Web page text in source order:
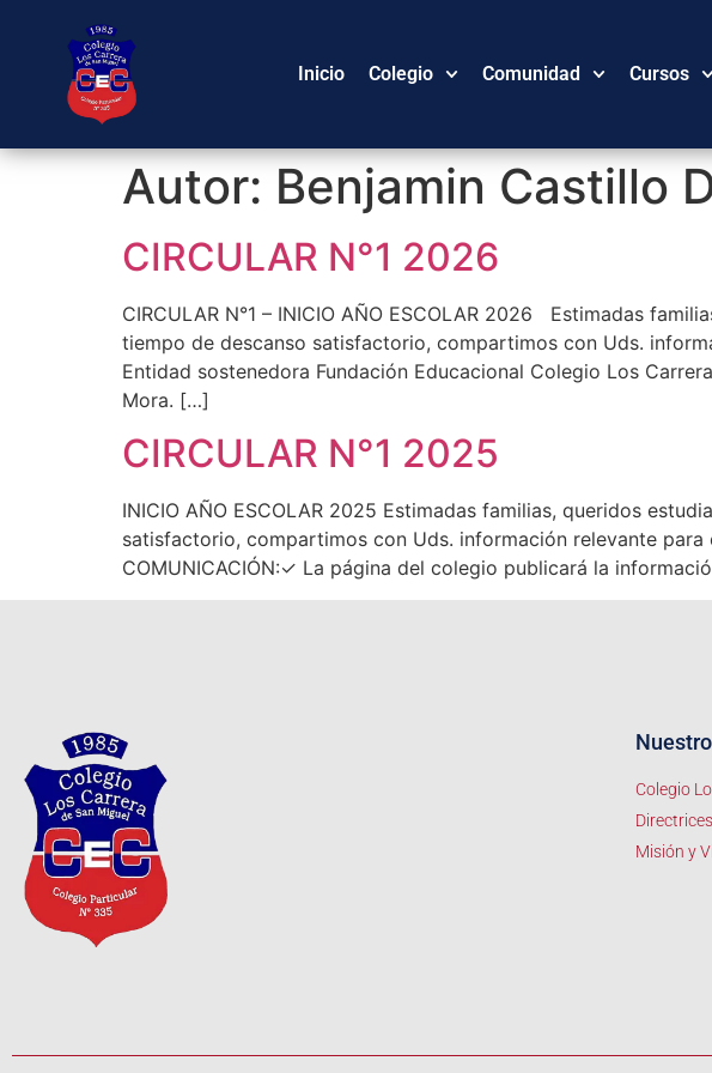
Inicio Colegio Comunidad Cursos
Autor: Benjamin Castillo
CIRCULAR N°1 2026
CIRCULAR N°1 – INICIO AÑO ESCOLAR 2026 Estimadas
tiempo de descanso satisfactorio, compartimos con Uds.
Entidad sostenedora Fundación Educacional Colegio Los
Mora. […]
CIRCULAR N°1 2025
INICIO AÑO ESCOLAR 2025 Estimadas familias, queridos
satisfactorio, compartimos con Uds. información relevante para
COMUNICACIÓN:✓ La página del colegio publicará la
Colegio
Directrices
Misión y